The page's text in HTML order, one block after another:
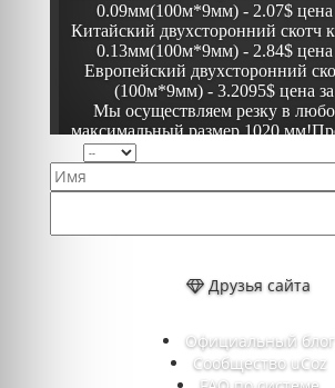
Друзья сайта
Официальный блог
Сообщество uCoz